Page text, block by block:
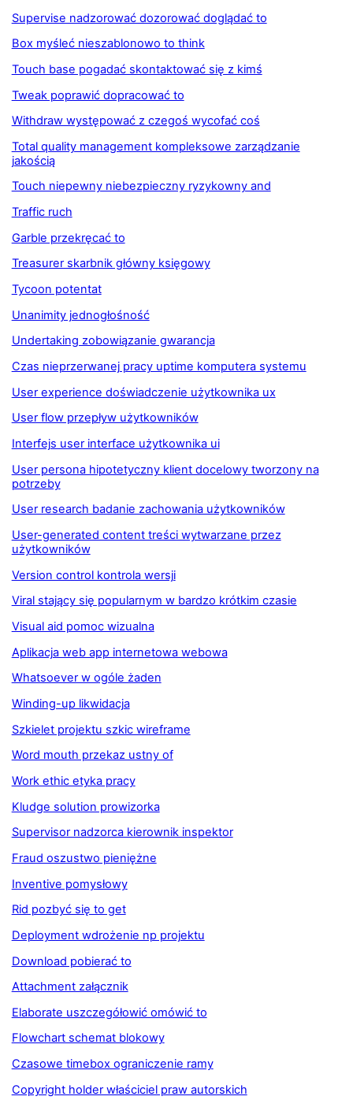
Supervise nadzorować dozorować doglądać to
Box myśleć nieszablonowo to think
Touch base pogadać skontaktować się z kimś
Tweak poprawić dopracować to
Withdraw występować z czegoś wycofać coś
Total quality management kompleksowe zarządzanie
jakością
Touch niepewny niebezpieczny ryzykowny and
Traffic ruch
Garble przekręcać to
Treasurer skarbnik główny księgowy
Tycoon potentat
Unanimity jednogłośność
Undertaking zobowiązanie gwarancja
Czas nieprzerwanej pracy uptime komputera systemu
User experience doświadczenie użytkownika ux
User flow przepływ użytkowników
Interfejs user interface użytkownika ui
User persona hipotetyczny klient docelowy tworzony na
potrzeby
User research badanie zachowania użytkowników
User-generated content treści wytwarzane przez
użytkowników
Version control kontrola wersji
Viral stający się popularnym w bardzo krótkim czasie
Visual aid pomoc wizualna
Aplikacja web app internetowa webowa
Whatsoever w ogóle żaden
Winding-up likwidacja
Szkielet projektu szkic wireframe
Word mouth przekaz ustny of
Work ethic etyka pracy
Kludge solution prowizorka
Supervisor nadzorca kierownik inspektor
Fraud oszustwo pieniężne
Inventive pomysłowy
Rid pozbyć się to get
Deployment wdrożenie np projektu
Download pobierać to
Attachment załącznik
Elaborate uszczegółowić omówić to
Flowchart schemat blokowy
Czasowe timebox ograniczenie ramy
Copyright holder właściciel praw autorskich